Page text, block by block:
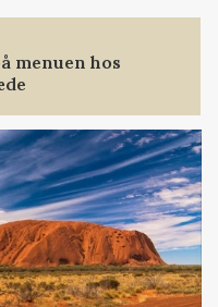
menuen hos